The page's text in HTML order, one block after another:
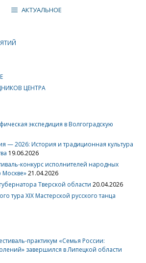
АКТУАЛЬНОЕ
ЦЕНТРА
экспедиция в Волгоградскую
— 2026: История и традиционная культура
19.06.2026
конкурс исполнителей народных
Москве»21.04.2026
Тверской области 20.04.2026
тура XIX Мастерской русского танца
практикум «Семья России:
завершился в Липецкой области